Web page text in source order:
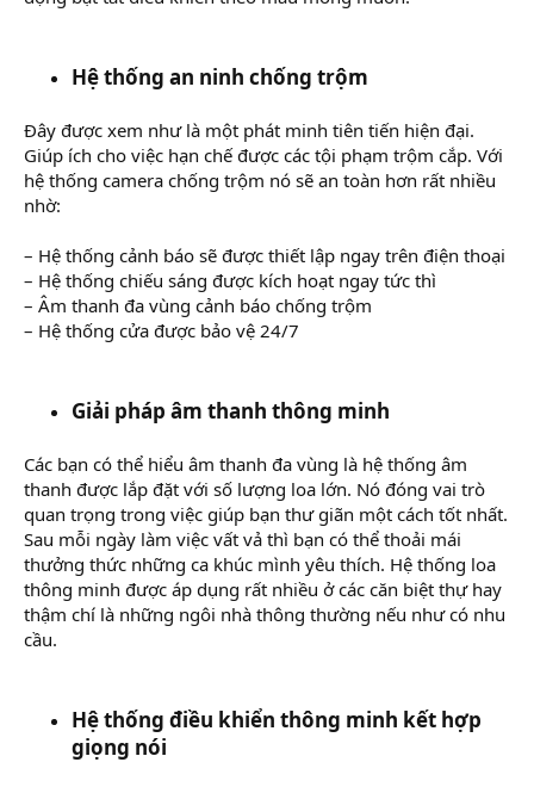
Hệ thống an ninh chống trộm
Đây được xem như là một phát minh tiên tiến hiện đại.
Giúp ích cho việc hạn chế được các tội phạm trộm cắp. Với
hệ thống camera chống trộm nó sẽ an toàn hơn rất nhiều
nhờ:
– Hệ thống cảnh báo sẽ được thiết lập ngay trên điện thoại
– Hệ thống chiếu sáng được kích hoạt ngay tức thì
– Âm thanh đa vùng cảnh báo chống trộm
– Hệ thống cửa được bảo vệ 24/7
Giải pháp âm thanh thông minh
Các bạn có thể hiểu âm thanh đa vùng là hệ thống âm
thanh được lắp đặt với số lượng loa lớn. Nó đóng vai trò
quan trọng trong việc giúp bạn thư giãn một cách tốt nhất.
Sau mỗi ngày làm việc vất vả thì bạn có thể thoải mái
thưởng thức những ca khúc mình yêu thích. Hệ thống loa
thông minh được áp dụng rất nhiều ở các căn biệt thự hay
thậm chí là những ngôi nhà thông thường nếu như có nhu
cầu.
Hệ thống điều khiển thông minh kết hợp
giọng nói